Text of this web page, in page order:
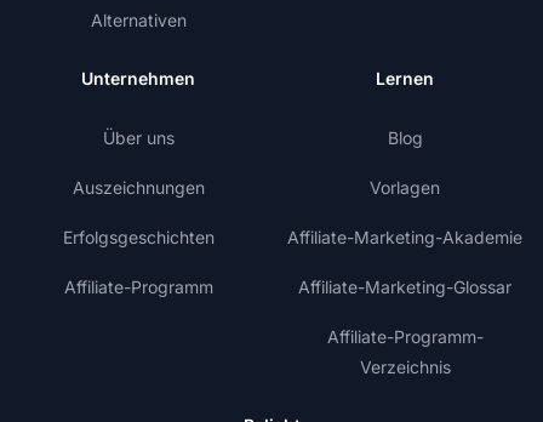
Alternativen
Unternehmen
Über uns
Auszeichnungen
Erfolgsgeschichten
Affiliate-Programm
Lernen
Blog
Vorlagen
Affiliate-Marketing-Akademie
Affiliate-Marketing-Glossar
Affiliate-Programm-
Verzeichnis